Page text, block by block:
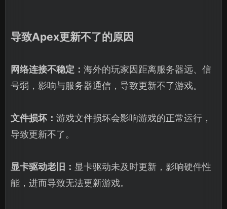
导致Apex更新不了的原因
网络连接不稳定： 海外的玩家因距离服务器远、信
号弱，影响与服务器通信，导致更新不了游戏。
文件损坏： 游戏文件损坏会影响游戏的正常运行，
导致更新不了。
显卡驱动老旧： 显卡驱动未及时更新，影响硬件性
能，进而导致无法更新游戏。